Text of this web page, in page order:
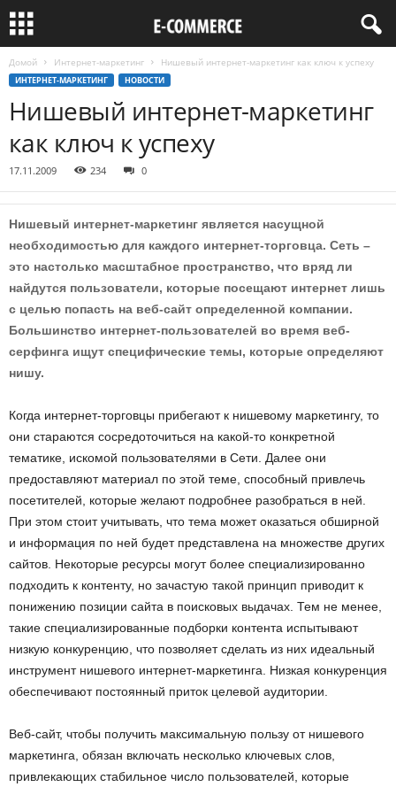
Домой Интернет-маркетинг Нишевый интернет-маркетинг как ключ к успеху
ИНТЕРНЕТ-МАРКЕТИНГ НОВОСТИ
Нишевый интернет-маркетинг
как ключ к успеху
17.11.2009 234 0
Нишевый интернет-маркетинг является насущной
необходимостью для каждого интернет-торговца. Сеть –
это настолько масштабное пространство, что вряд ли
найдутся пользователи, которые посещают интернет лишь
с целью попасть на веб-сайт определенной компании.
Большинство интернет-пользователей во время веб-
серфинга ищут специфические темы, которые определяют
нишу.
Когда интернет-торговцы прибегают к нишевому маркетингу, то
они стараются сосредоточиться на какой-то конкретной
тематике, искомой пользователями в Сети. Далее они
предоставляют материал по этой теме, способный привлечь
посетителей, которые желают подробнее разобраться в ней.
При этом стоит учитывать, что тема может оказаться обширной
и информация по ней будет представлена на множестве других
сайтов. Некоторые ресурсы могут более специализированно
подходить к контенту, но зачастую такой принцип приводит к
понижению позиции сайта в поисковых выдачах. Тем не менее,
такие специализированные подборки контента испытывают
низкую конкуренцию, что позволяет сделать из них идеальный
инструмент нишевого интернет-маркетинга. Низкая конкуренция
обеспечивают постоянный приток целевой аудитории.
Веб-сайт, чтобы получить максимальную пользу от нишевого
маркетинга, обязан включать несколько ключевых слов,
привлекающих стабильное число пользователей, которые